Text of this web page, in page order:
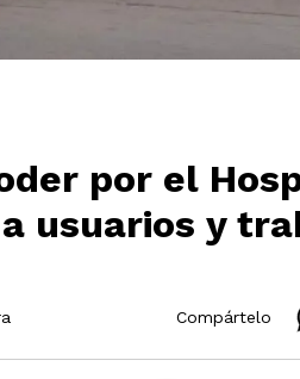
por el
usuarios y
Compártelo